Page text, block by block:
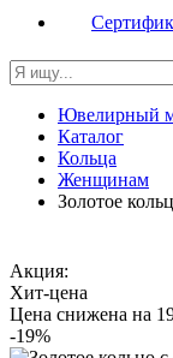
Ювелирный
Каталог
Кольца
Женщинам
Золотое
Акция:
Хит-цена
Цена снижена на
-19%